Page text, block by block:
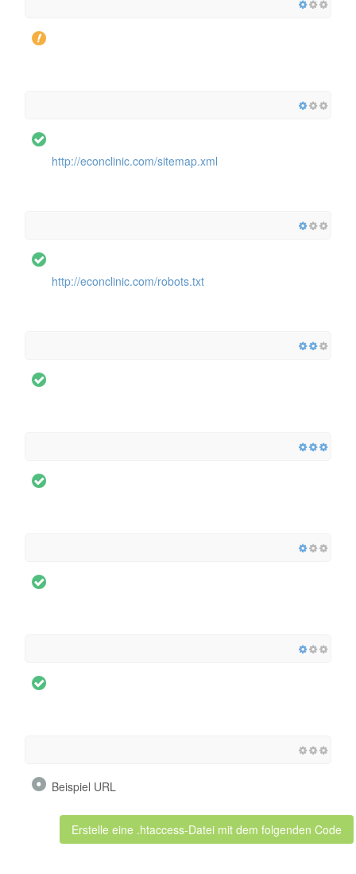
http://econclinic.com/sitemap.xml
http://econclinic.com/robots.txt
Beispiel URL
Erstelle eine .htaccess-Datei mit dem folgenden Code